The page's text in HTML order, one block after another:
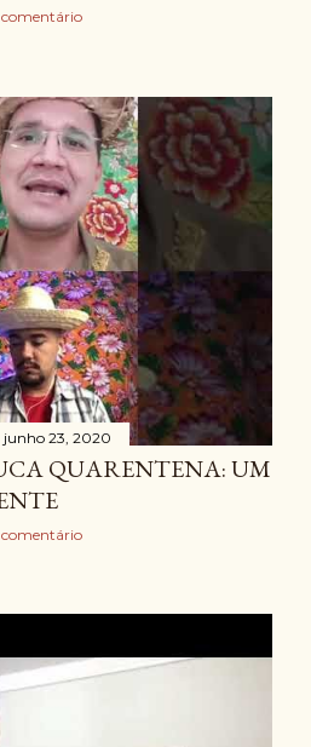
junho 23, 2020
QUARENTENA: UM